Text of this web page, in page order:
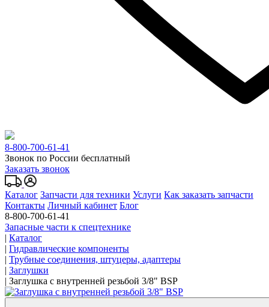
8-800-700-61-41
Звонок по России бесплатный
Заказать звонок
Каталог Запчасти для техники Услуги Как заказать запчасти
Контакты Личный кабинет Блог
8-800-700-61-41
Запасные части к спецтехнике
| Каталог
| Гидравлические компоненты
| Трубные соединения, штуцеры, адаптеры
| Заглушки
| Заглушка с внутренней резьбой 3/8" BSP